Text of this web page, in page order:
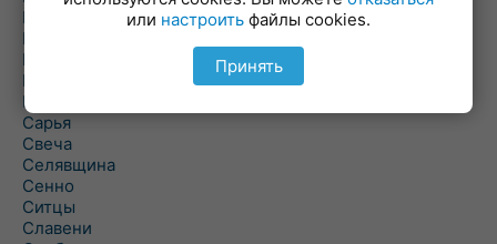
Полоцк
Поставы
Прозороки
Россоны
Руба
Сарья
Свеча
Селявщина
Сенно
Ситцы
Славени
или настроить файлы cookies.
Принять